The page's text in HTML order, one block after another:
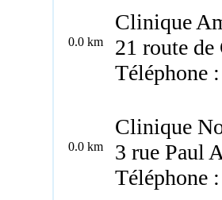
0.0 km
Clinique
21 route
Téléphone
0.0 km
Clinique
3 rue Paul
Téléphone